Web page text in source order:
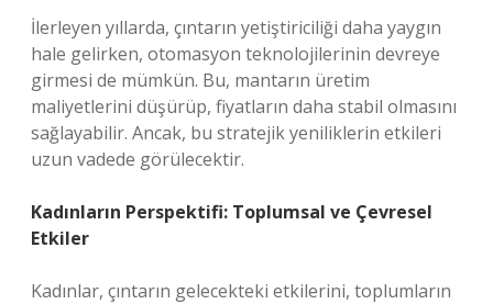
İlerleyen yıllarda, çıntarın yetiştiriciliği daha yaygın
hale gelirken, otomasyon teknolojilerinin devreye
girmesi de mümkün. Bu, mantarın üretim
maliyetlerini düşürüp, fiyatların daha stabil olmasını
sağlayabilir. Ancak, bu stratejik yeniliklerin etkileri
uzun vadede görülecektir.
Kadınların Perspektifi: Toplumsal ve Çevresel
Etkiler
Kadınlar, çıntarın gelecekteki etkilerini, toplumların